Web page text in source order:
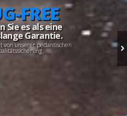
FREE
Sie es als eine
Garantie.
von unserer pedantischen